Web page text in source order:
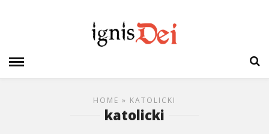
HOME » KATOLICKI
katolicki